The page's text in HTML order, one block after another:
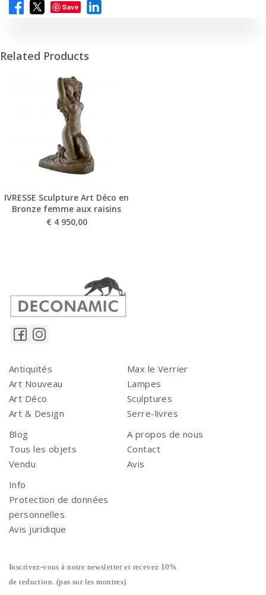
Save
Related Products
IVRESSE Sculpture Art Déco en
Bronze femme aux raisins
€ 4 950,00
Antiquités
Art Nouveau
Art Déco
Art & Design
Max le Verrier
Lampes
Sculptures
Serre-livres
Blog
Tous les objets
Vendu
A propos de nous
Contact
Avis
Info
Protection de données
personnelles
Avis juridique
Inscrivez-vous à notre newsletter et recevez 10%
de reduction. (pas sur les montres)